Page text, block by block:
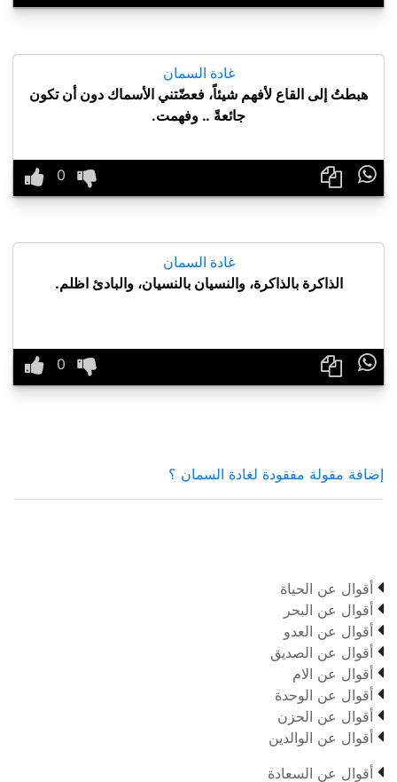
غادة السمان
هبطتُ إلى القاع لأفهم شيئاً، فعضّتني الأسماك دون أن تكون
جائعةً .. وفهمت.

غادة السمان
الذاكرة بالذاكرة، والنسيان بالنسيان، والبادئ اظلم.

إضافة مقولة مفقودة لغادة السمان ؟
 أقوال عن الحياة
 أقوال عن البحر
 أقوال عن العدو
 أقوال عن الصديق
 أقوال عن الام
 أقوال عن الوحدة
 أقوال عن الحزن
 أقوال عن الوالدين
 أقوال عن السعادة